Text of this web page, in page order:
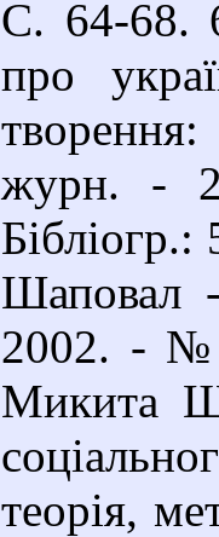
С. 64-68.
про
творення:
журн. -
Шаповал
2002. -
Микита
теорія,